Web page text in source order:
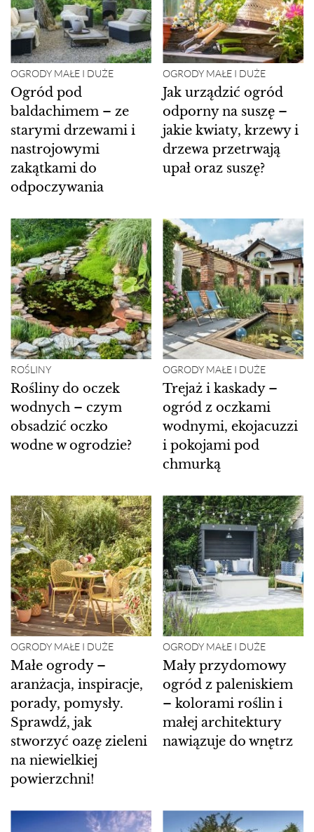
OGRODY MAŁE I DUŻE
Ogród pod
baldachimem – ze
starymi drzewami i
nastrojowymi
zakątkami do
odpoczywania
OGRODY MAŁE I DUŻE
Jak urządzić ogród
odporny na suszę –
jakie kwiaty, krzewy i
drzewa przetrwają
upał oraz suszę?
ROŚLINY
Rośliny do oczek
wodnych – czym
obsadzić oczko
wodne w ogrodzie?
OGRODY MAŁE I DUŻE
Trejaż i kaskady –
ogród z oczkami
wodnymi, ekojacuzzi
i pokojami pod
chmurką
OGRODY MAŁE I DUŻE
Małe ogrody –
aranżacja, inspiracje,
porady, pomysły.
Sprawdź, jak
stworzyć oazę zieleni
na niewielkiej
powierzchni!
OGRODY MAŁE I DUŻE
Mały przydomowy
ogród z paleniskiem
– kolorami roślin i
małej architektury
nawiązuje do wnętrz